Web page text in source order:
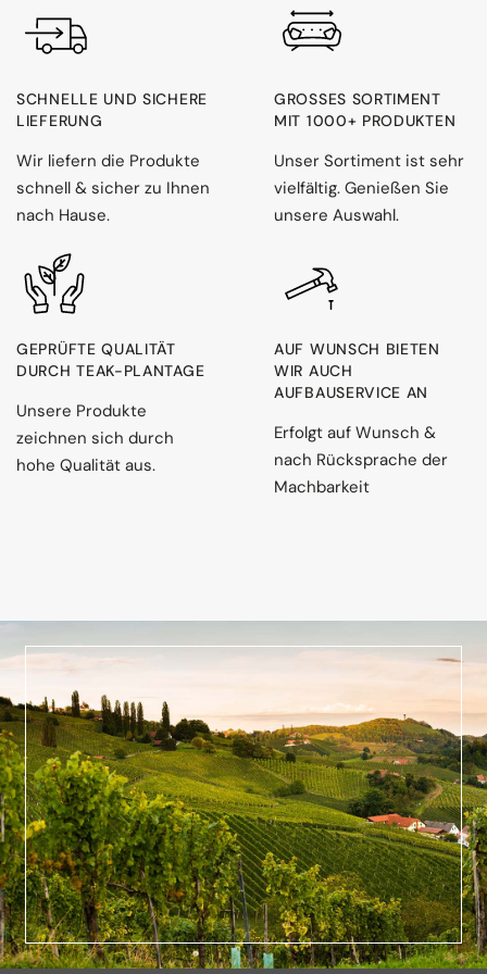
SCHNELLE UND SICHERE
LIEFERUNG
Wir liefern die Produkte
schnell & sicher zu Ihnen
nach Hause.
GROSSES SORTIMENT M
IT 1000+ PRODUKTEN
Unser Sortiment ist sehr
vielfältig. Genießen Sie
unsere Auswahl.
GEPRÜFTE QUALITÄT
DURCH TEAK-PLANTAGE
Unsere Produkte
zeichnen sich durch
hohe Qualität aus.
AUF WUNSCH BIETEN
WIR AUCH
AUFBAUSERVICE AN
Erfolgt auf Wunsch &
nach Rücksprache der
Machbarkeit